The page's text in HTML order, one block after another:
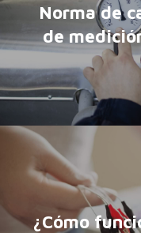
Norma de
de
¿Cómo